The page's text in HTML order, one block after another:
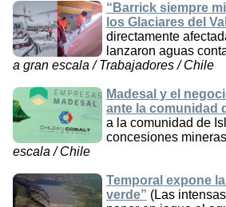
“Barrick siempre
los Glaciares del
directamente
lanzaron aguas
a gran escala / Trabajadores / Chile
Madesal y el
ante la comunidad
a la comunidad de
concesiones
escala / Chile
Temporal expone
verde” (Las